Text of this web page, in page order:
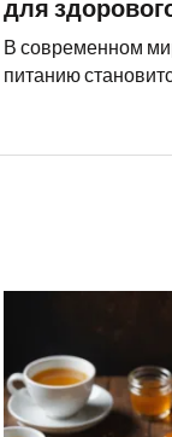
для
В современном
питанию
домашние